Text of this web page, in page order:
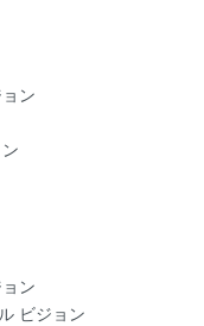
ン
ン
ビジョン